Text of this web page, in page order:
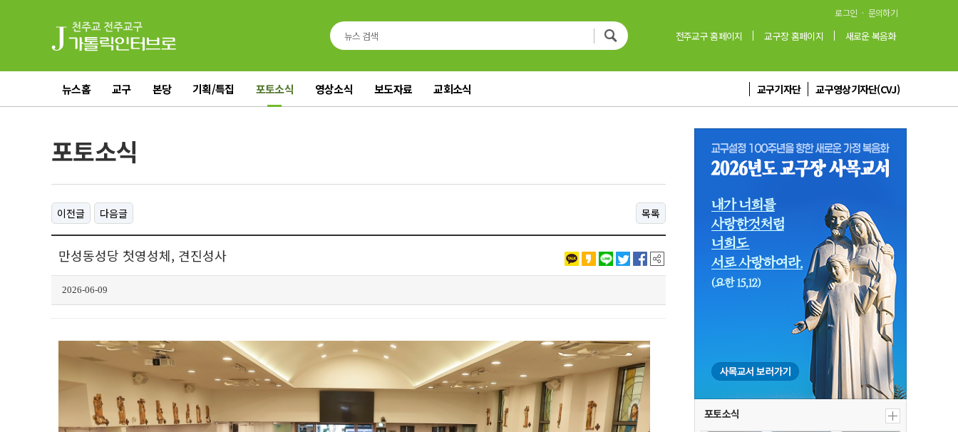
로그인 · 문의하기
전주교구 홈페이지 교구장 홈페이지 새로운 복음화
뉴스홈 교구 본당 기획/특집 포토소식 영상소식 보도자료 교회소식 교구기자단 교구영상기자단(CVJ)
포토소식
이전글 다음글 목록
만성동성당 첫영성체, 견진성사
2026-06-09
포토소식